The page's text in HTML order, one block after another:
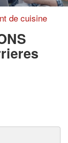
de cuisine